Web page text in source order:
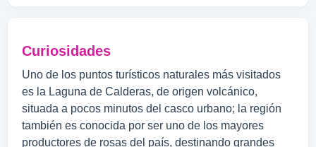
Curiosidades
Uno de los puntos turísticos naturales más visitados
es la Laguna de Calderas, de origen volcánico,
situada a pocos minutos del casco urbano; la región
también es conocida por ser uno de los mayores
productores de rosas del país, destinando grandes